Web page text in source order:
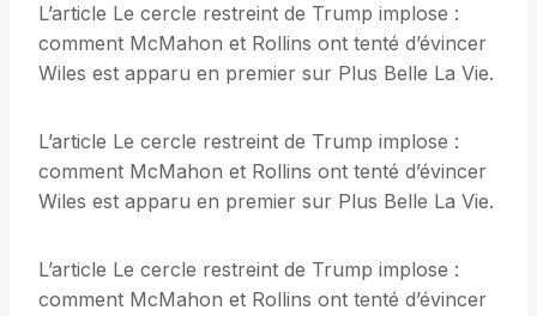
L’article Le cercle restreint de Trump implose :
comment McMahon et Rollins ont tenté d’évincer
Wiles est apparu en premier sur Plus Belle La Vie.
L’article Le cercle restreint de Trump implose :
comment McMahon et Rollins ont tenté d’évincer
Wiles est apparu en premier sur Plus Belle La Vie.
L’article Le cercle restreint de Trump implose :
comment McMahon et Rollins ont tenté d’évincer